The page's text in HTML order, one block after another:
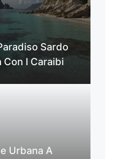
Sardo
Con I Caraibi
Urbana A